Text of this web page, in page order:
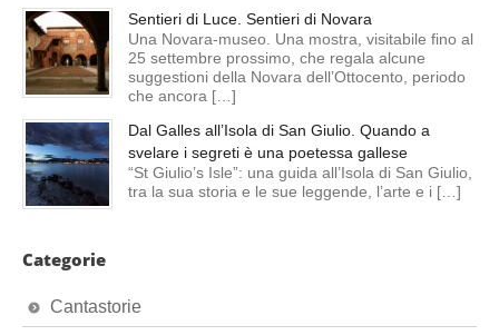
Sentieri di Luce. Sentieri di Novara
Una Novara-museo. Una mostra, visitabile fino al
25 settembre prossimo, che regala alcune
suggestioni della Novara dell’Ottocento, periodo
che ancora […]
Dal Galles all’Isola di San Giulio. Quando a
svelare i segreti è una poetessa gallese
“St Giulio’s Isle”: una guida all’Isola di San Giulio,
tra la sua storia e le sue leggende, l’arte e i […]
Categorie
Cantastorie